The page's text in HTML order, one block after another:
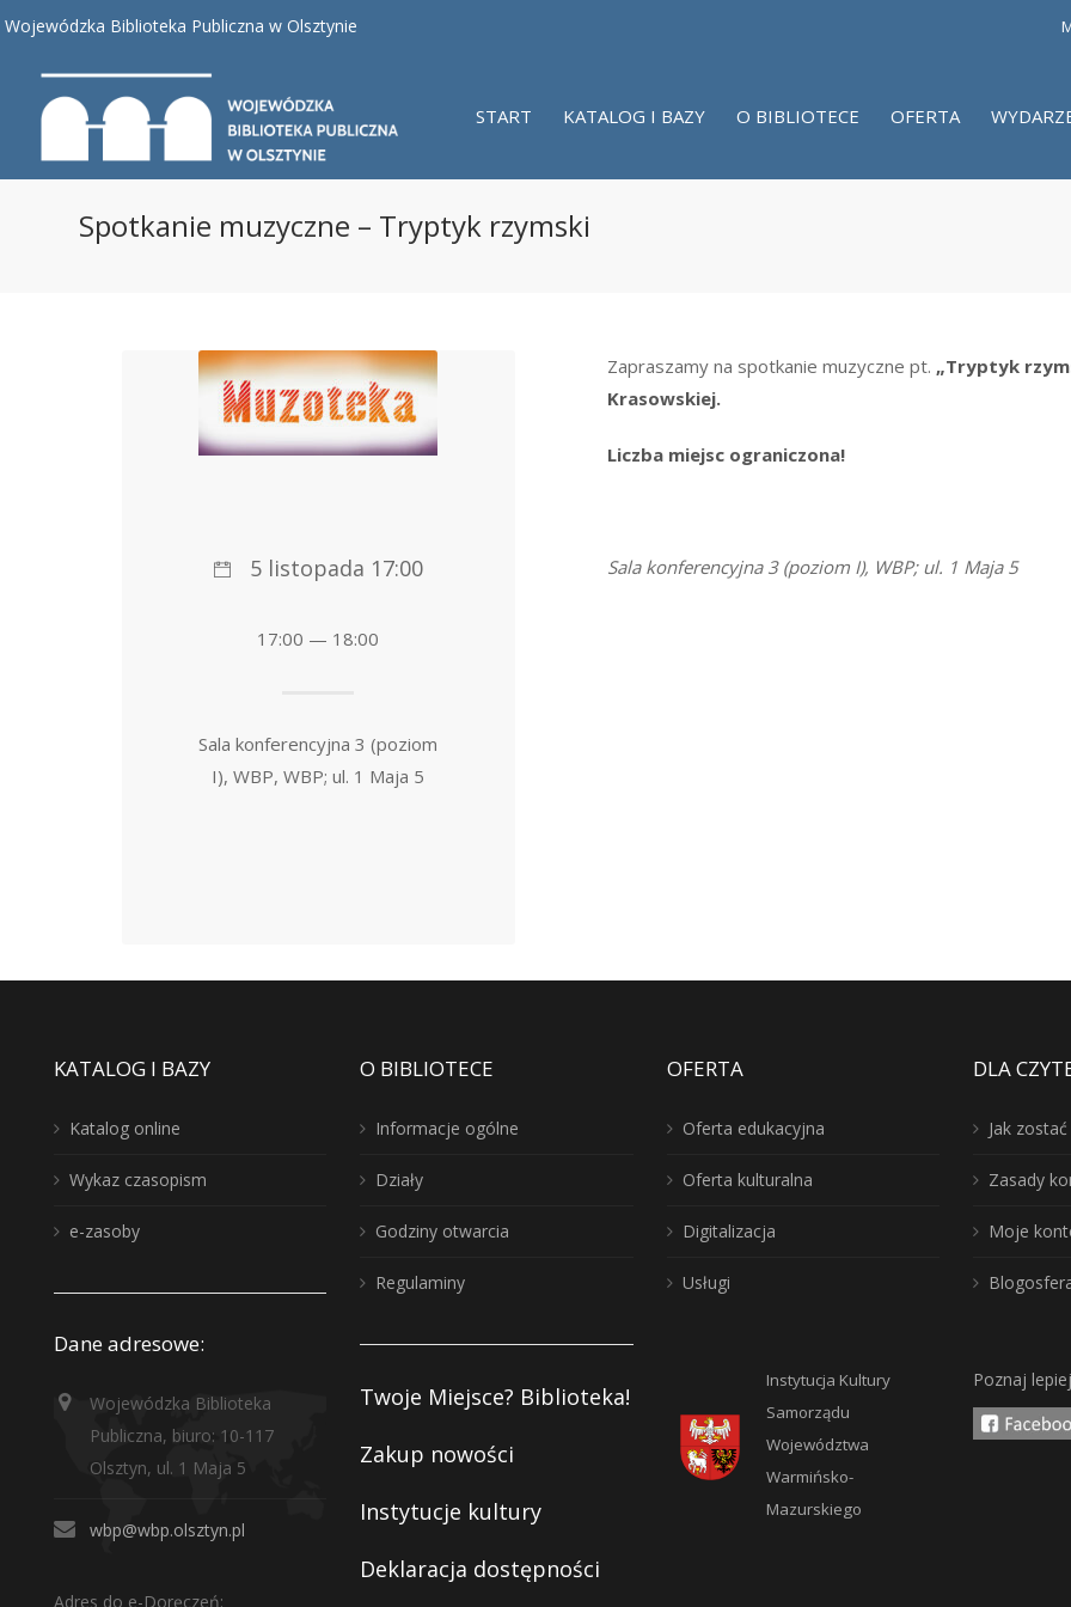
Wojewódzka Biblioteka Publiczna w Olsztynie
START KATALOG I BAZY O BIBLIOTECE OFERTA
Spotkanie muzyczne – Tryptyk rzymski
Zapraszamy na spotkanie muzyczne pt. „Tryptyk
Krasowskiej.
Liczba miejsc ograniczona!
Sala konferencyjna 3 (poziom I), WBP; ul. 1 Maja 5
5 listopada 17:00
17:00 — 18:00
Sala konferencyjna 3 (poziom
I), WBP, WBP; ul. 1 Maja 5
KATALOG I BAZY
Katalog online
Wykaz czasopism
e-zasoby
Dane adresowe:
Wojewódzka Biblioteka
Publiczna, biuro: 10-117
Olsztyn, ul. 1 Maja 5
wbp@wbp.olsztyn.pl
Adres do e-Doręczeń:
O BIBLIOTECE
Informacje ogólne
Działy
Godziny otwarcia
Regulaminy
Twoje Miejsce? Biblioteka!
Zakup nowości
Instytucje kultury
Deklaracja dostępności
OFERTA
Oferta edukacyjna
Oferta kulturalna
Digitalizacja
Usługi
Instytucja Kultury
Samorządu
Województwa
Warmińsko-
Mazurskiego
DLA
Jak
Zasady
Moje
Poznaj